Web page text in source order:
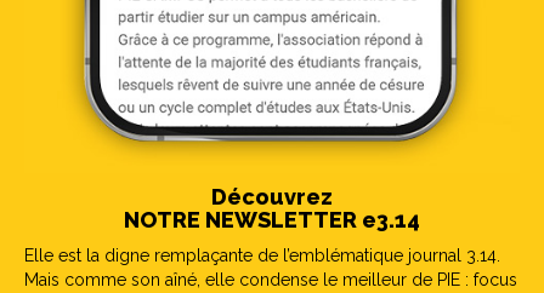
Découvrez
NOTRE NEWSLETTER e3.14
Elle est la digne remplaçante de l’emblématique journal 3.14.
Mais comme son aîné, elle condense le meilleur de PIE : focus